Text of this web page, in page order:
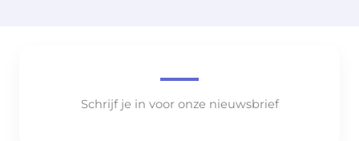
Schrijf je in voor onze nieuwsbrief